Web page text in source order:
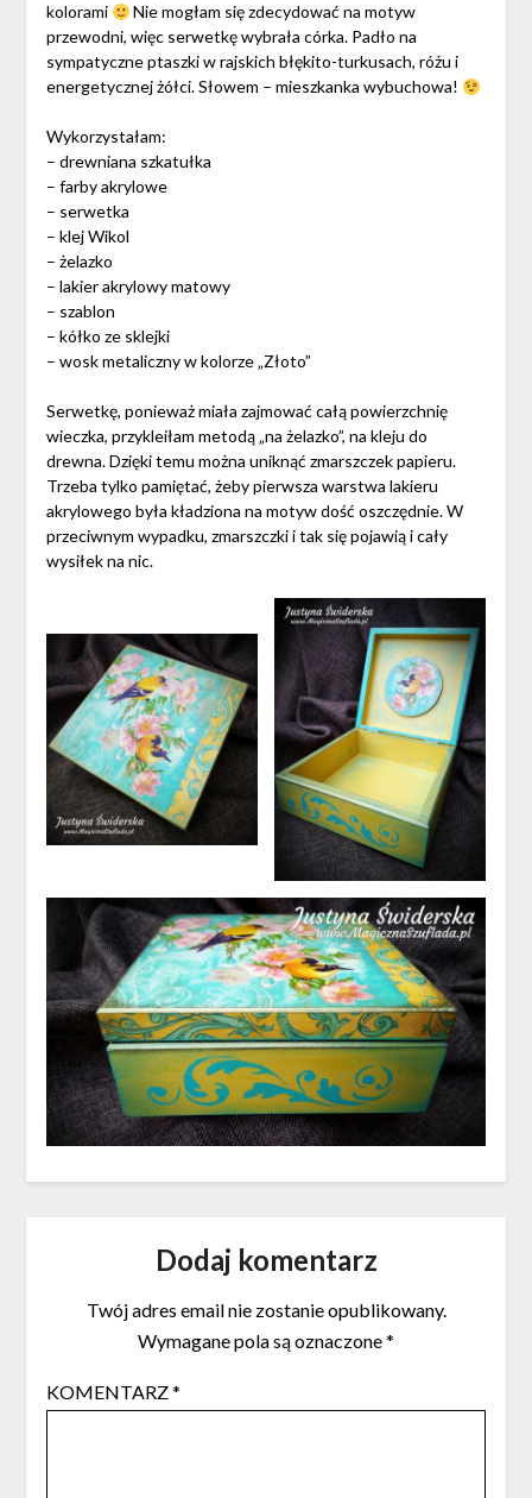
kolorami
Nie mogłam się zdecydować na motyw
przewodni, więc serwetkę wybrała córka. Padło na
sympatyczne ptaszki w rajskich błękito-turkusach, różu i
energetycznej żółci. Słowem – mieszkanka wybuchowa!
Wykorzystałam:
– drewniana szkatułka
– farby akrylowe
– serwetka
– klej Wikol
– żelazko
– lakier akrylowy matowy
– szablon
– kółko ze sklejki
– wosk metaliczny w kolorze „Złoto”
Serwetkę, ponieważ miała zajmować całą powierzchnię
wieczka, przykleiłam metodą „na żelazko”, na kleju do
drewna. Dzięki temu można uniknąć zmarszczek papieru.
Trzeba tylko pamiętać, żeby pierwsza warstwa lakieru
akrylowego była kładziona na motyw dość oszczędnie. W
przeciwnym wypadku, zmarszczki i tak się pojawią i cały
wysiłek na nic.
Dodaj komentarz
Twój adres email nie zostanie opublikowany.
Wymagane pola są oznaczone*
KOMENTARZ*